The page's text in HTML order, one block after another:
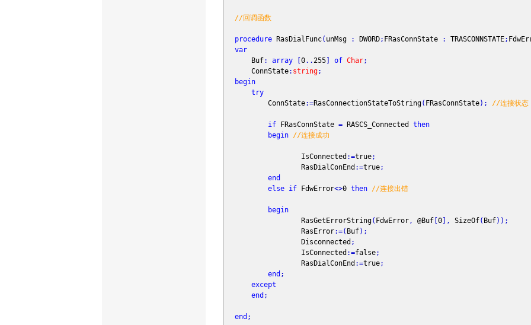
//回调函数
procedure RasDialFunc( unMsg : DWORD; FRasConnState : TRASCONNSTATE;
var
Buf: array 0. .255 of Char;
ConnState: string;
begin
try
ConnState:=RasConnectionStateToString( FRasConnState) ; //连接状态
if FRasConnState = RASCS_Connected then
begin //连接成功
IsConnected :=true;
RasDialConEnd :=true;
end
else if FdwError<>0 then //连接出错
begin
RasGetErrorString( FdwError, @Buf 0 , SizeOf( Buf) ) ;
RasError:=( Buf) ;
Disconnected ;
IsConnected :=false;
RasDialConEnd :=true;
end ;
except
end ;
end ;